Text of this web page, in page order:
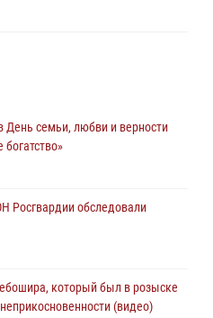
волейбольный турнир на
задержали
из аптеки (видео)
Росгвардии
граждан
День семьи, любви и верности
Росгвардии обследовали
который был в розыске
(видео)